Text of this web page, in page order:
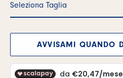
Seleziona Taglia
SELEZIONA
AVVISAMI QUANDO